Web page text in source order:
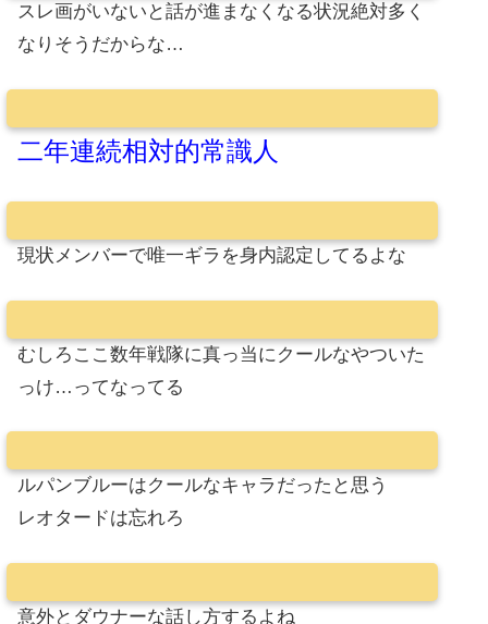
スレ画がいないと話が進まなくなる状況絶対多く
なりそうだからな…
二年連続相対的常識人
現状メンバーで唯一ギラを身内認定してるよな
むしろここ数年戦隊に真っ当にクールなやついた
っけ…ってなってる
ルパンブルーはクールなキャラだったと思う
レオタードは忘れろ
意外とダウナーな話し方するよね